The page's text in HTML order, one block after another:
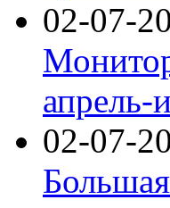
02-07-
апрель-
02-07-